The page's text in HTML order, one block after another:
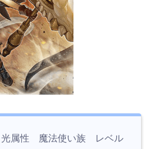
属性 魔法使い族 レベル